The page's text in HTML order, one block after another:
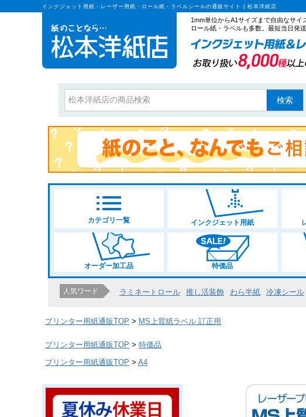
インクジェット用紙・レーザー用紙・ロール紙・ラベルシールの通販サイト | 松本洋紙店
1mm単位からA1サイズまで自由なサイ
ロール紙・ラベルも多数。最短当日発
検索
カテゴリ一覧 インクジェット用紙
オーダー加工品 特価品
人気ワード ラミネートロール 推し活装飾 わら半紙 冷凍シール
プリンター用紙通販TOP MS上質紙ラベル 訂正用
プリンター用紙通販TOP
特価品
プリンター用紙通販TOP
A4